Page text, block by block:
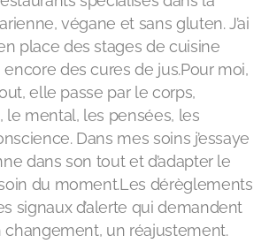
végane et sans gluten. J’ai
place des stages de cuisine
des cures de jus.Pour moi,
elle passe par le corps,
le mental, les pensées, les
Dans mes soins j’essaye
dans son tout et d’adapter le
du moment.Les dérèglements
signaux d’alerte qui demandent
changement, un réajustement.